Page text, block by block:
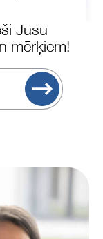
Jūsu
mērķiem!